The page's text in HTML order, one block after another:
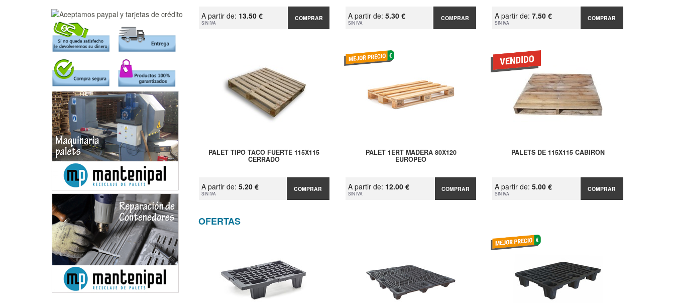
A partir de: 13.50 €
SIN IVA
COMPRAR A partir de: 5.30 €
SIN IVA
COMPRAR A partir de:7.50 €
SIN IVA
COMPRAR
PALET TIPO TACO FUERTE 115X115
CERRADO
A partir de: 5.20 €
SIN IVA
COMPRAR
PALET 1ERT MADERA 80X120
EUROPEO
A partir de: 12.00 €
SIN IVA
COMPRAR
PALETS DE 115X115 CABIRON
A partir de:5.00 €
SIN IVA
COMPRAR
OFERTAS